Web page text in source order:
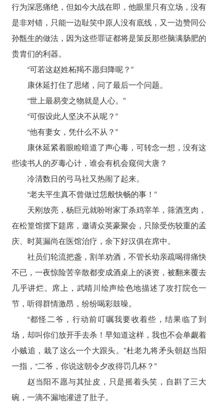
行为深恶痛绝，但如今大战在即，他眼里只有立场，没有
是非对错，只能一边耻笑中原人没有底线，又一边赞同公
孙甑生的做法，因为这些罪证都将是策反那些脑满肠肥的
贵胄们的利器。
“可若这赵姓柘羯不愿归降呢？”
康休延打住了思绪，问了最后一个问题。
“世上最易变之物就是人心。”
“可假设此人坚决不从呢？”
“他有妻女，凭什么不从？”
康休延紧着眼睑暗道了声心毒，可转念一想，没有这
些读书人的歹毒心计，谁会有机会窥伺大唐？
冷清数日的弓马社又热闹了起来。
“老夫平生真不曾做过恁般快畅的事！”
天刚放亮，杨巨元就吩咐家丁杀鸡宰羊，筛酒烹肉，
在松篁馆摆下筵席，邀请众英豪聚会，只除受伤较重的孟
庆、时莫漏尚在医馆治疗，余下好汉俱在席中。
社员们轮流把盏，割羊劝酒，不管长幼亲疏喝得痛快
不已，一夜惊险苦辛散都变成酒桌上的谈资，被翻来覆去
几乎讲烂。席上，武晴川绘声绘色地描述了攻打院仓一
节，听得群情激昂，纷纷喝彩鼓噪。
“都怪二爷，行动前叮嘱我要收着些，结果临了到
场，却叫你们放开手去杀！早知道这样，我也不会单觑着
小贼追，栽了这么一个大跟头。”杜老九将矛头朝赵当阳
一指，“二爷，你说这朝令夕改得罚几杯？”
赵当阳不愿与其扯皮，只是摇着头笑，自斟了三大
碗，一滴不漏地灌进了肚子。